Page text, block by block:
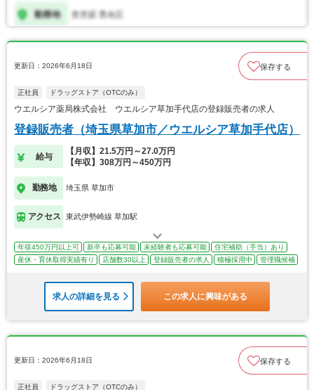
更新日：2026年6月18日 保存する
正社員 ドラッグストア（OTCのみ）
ウエルシア薬局株式会社 ウエルシア草加手代店の登録販売者の求人
登録販売者（埼玉県草加市／ウエルシア草加手代店）
給与
【月収】21.5万円～27.0万円
【年収】308万円～450万円
勤務地 埼玉県 草加市
アクセス 東武伊勢崎線 草加駅
年収450万円以上可 新卒も応募可能 未経験者も応募可能
住宅補助（手当）あり
産休・育休取得実績有り
店舗数30以上 登録販売者の求人 積極採用中 管理職候補
求人の詳細を見る この求人に興味がある
更新日：2026年6月18日 保存する
正社員 ドラッグストア（OTCのみ）